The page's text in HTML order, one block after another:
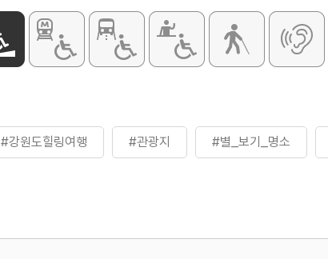
#강원도힐링여행 #관광지 #별_보기_명소